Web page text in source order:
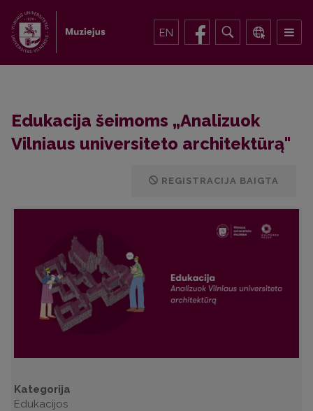
EN
Edukacija šeimoms „Analizuok
Vilniaus universiteto architektūrą"
REGISTRACIJA BAIGTA
Kategorija
Edukacijos